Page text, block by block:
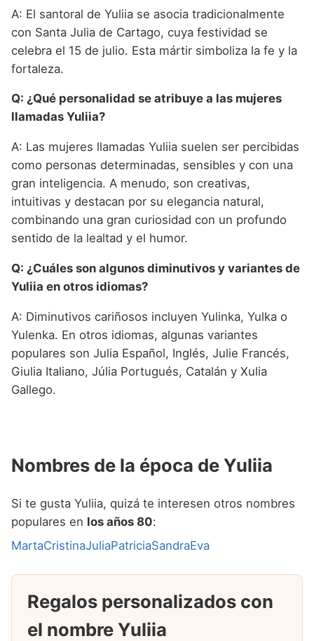
A: El santoral de Yuliia se asocia tradicionalmente
con Santa Julia de Cartago, cuya festividad se
celebra el 15 de julio. Esta mártir simboliza la fe y la
fortaleza.
Q: ¿Qué personalidad se atribuye a las mujeres
llamadas Yuliia?
A: Las mujeres llamadas Yuliia suelen ser percibidas
como personas determinadas, sensibles y con una
gran inteligencia. A menudo, son creativas,
intuitivas y destacan por su elegancia natural,
combinando una gran curiosidad con un profundo
sentido de la lealtad y el humor.
Q: ¿Cuáles son algunos diminutivos y variantes de
Yuliia en otros idiomas?
A: Diminutivos cariñosos incluyen Yulinka, Yulka o
Yulenka. En otros idiomas, algunas variantes
populares son Julia Español, Inglés, Julie Francés,
Giulia Italiano, Júlia Portugués, Catalán y Xulia
Gallego.
Nombres de la época de Yuliia
Si te gusta Yuliia, quizá te interesen otros nombres
populares en los años 80:
MartaCristinaJuliaPatriciaSandraEva
Regalos personalizados con
el nombre Yuliia